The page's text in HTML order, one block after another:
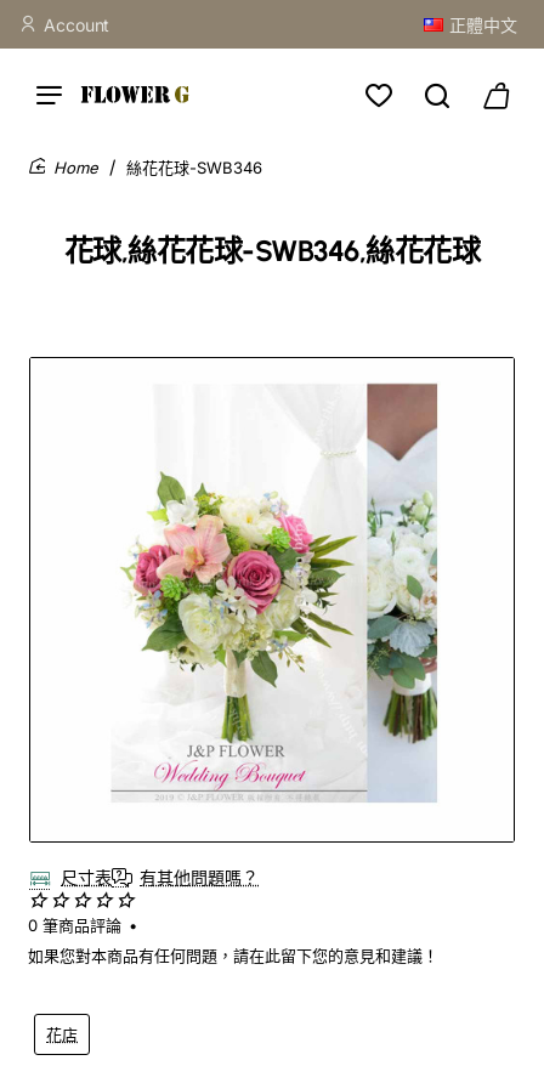
Account 正體中文
花球,絲花花球-SWB346,絲花花球
絲花花球-SWB346
尺寸表 有其他問題嗎？
花店
0 筆商品評論 •
如果您對本商品有任何問題，請在此留下您的意見和建議！